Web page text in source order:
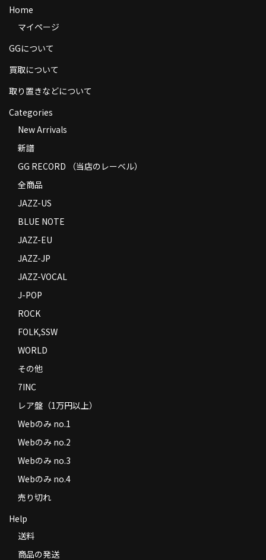
送料
お支払い方法
返品
コンディション
特定商取引法に基づく表示
Contact
Home
マイページ
GGについて
買取について
取り置きなどについて
Categories
New Arrivals
新譜
GG RECORD （当店のレーベル）
全商品
JAZZ-US
BLUE NOTE
JAZZ-EU
JAZZ-JP
JAZZ-VOCAL
J-POP
ROCK
FOLK,SSW
WORLD
その他
7INC
レア盤（1万円以上）
Webのみ no.1
Webのみ no.2
Webのみ no.3
Webのみ no.4
売り切れ
Help
送料
商品の発送